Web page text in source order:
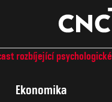
rozbíjející psychologické
Ekonomika